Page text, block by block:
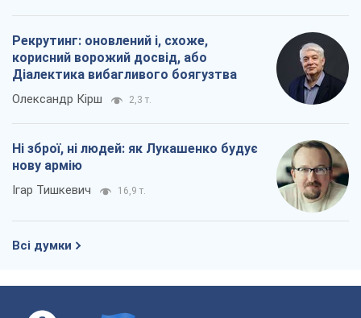
Рекрутинг: оновлений і, схоже,
корисний ворожий досвід, або
Діалектика вибагливого боягузтва
Олександр Кірш 2,3 т.
Ні зброї, ні людей: як Лукашенко будує
нову армію
Ігар Тишкевич 16,9 т.
Всі думки